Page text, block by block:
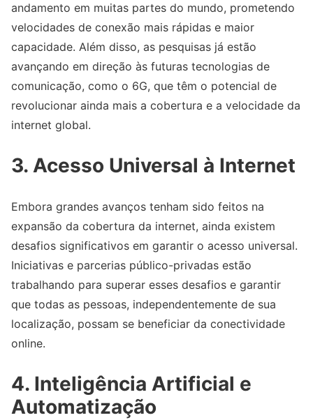
andamento em muitas partes do mundo, prometendo
velocidades de conexão mais rápidas e maior
capacidade. Além disso, as pesquisas já estão
avançando em direção às futuras tecnologias de
comunicação, como o 6G, que têm o potencial de
revolucionar ainda mais a cobertura e a velocidade da
internet global.
3. Acesso Universal à Internet
Embora grandes avanços tenham sido feitos na
expansão da cobertura da internet, ainda existem
desafios significativos em garantir o acesso universal.
Iniciativas e parcerias público-privadas estão
trabalhando para superar esses desafios e garantir
que todas as pessoas, independentemente de sua
localização, possam se beneficiar da conectividade
online.
4. Inteligência Artificial e
Automatização